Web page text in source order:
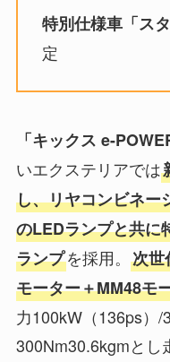
特別仕様車「ス
定
「キックス e-
いエクステリアでは
し、リヤコンビネー
のLEDランプと共に
ランプを採用。 次世
モーター＋MM48モ
力100kW（136ps）/
300Nm30.6kgmとし